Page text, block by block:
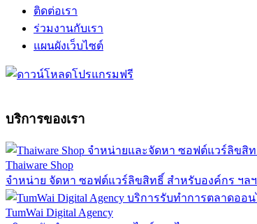
ติดต่อเรา
ร่วมงานกับเรา
แผนผังเว็บไซต์
บริการของเรา
Thaiware Shop
จำหน่าย จัดหา ซอฟต์แวร์ลิขสิทธิ์ สำหรับองค์กร ฯลฯ
TumWai Digital Agency